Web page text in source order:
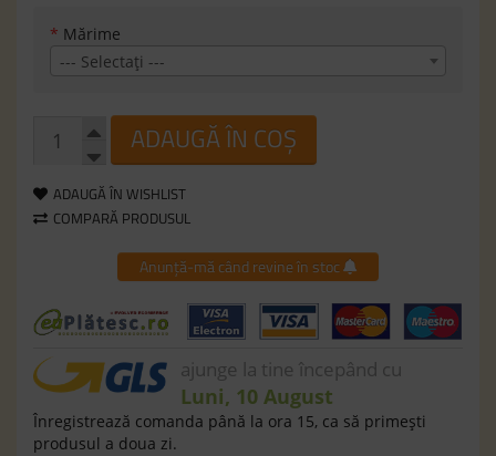
* Mărime
--- Selectaţi ---
ADAUGĂ ÎN COȘ
ADAUGĂ ÎN WISHLIST
COMPARĂ PRODUSUL
Anunță-mă când revine în stoc
ajunge la tine începând cu
Luni, 10 August
Înregistrează comanda până la ora 15, ca să primeşti
produsul a doua zi.